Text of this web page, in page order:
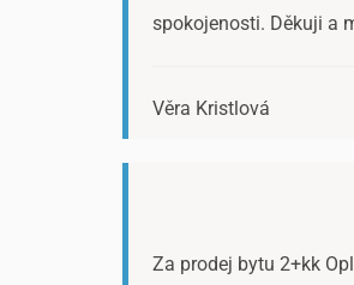
spokojenosti. Děkuji a
Věra Kristlová
Za prodej bytu 2+kk